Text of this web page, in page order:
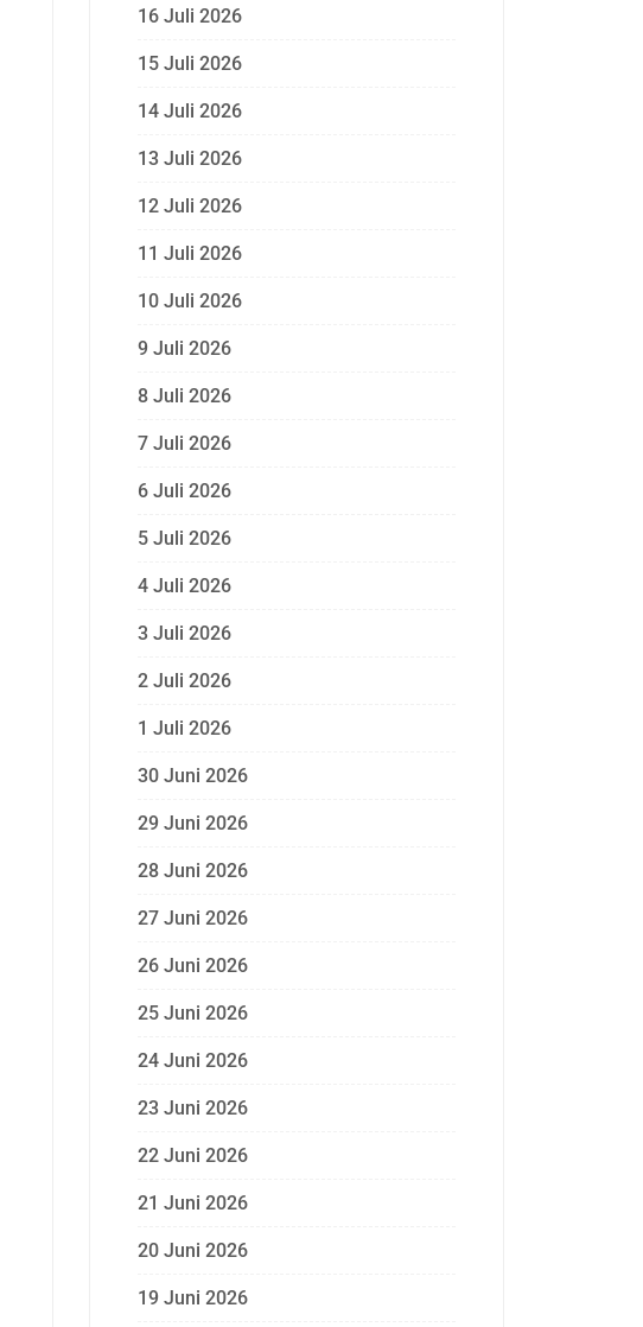
16 Juli 2026
15 Juli 2026
14 Juli 2026
13 Juli 2026
12 Juli 2026
11 Juli 2026
10 Juli 2026
9 Juli 2026
8 Juli 2026
7 Juli 2026
6 Juli 2026
5 Juli 2026
4 Juli 2026
3 Juli 2026
2 Juli 2026
1 Juli 2026
30 Juni 2026
29 Juni 2026
28 Juni 2026
27 Juni 2026
26 Juni 2026
25 Juni 2026
24 Juni 2026
23 Juni 2026
22 Juni 2026
21 Juni 2026
20 Juni 2026
19 Juni 2026